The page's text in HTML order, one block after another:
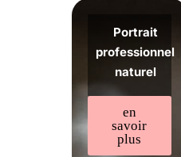
Portrait
professionnel
naturel
en
savoir
plus